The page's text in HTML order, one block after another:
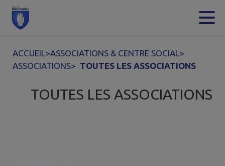
Contenu
ACCUEIL>ASSOCIATIONS & CENTRE SOCIAL>
ASSOCIATIONS> TOUTES LES ASSOCIATIONS
TOUTES LES ASSOCIATIONS